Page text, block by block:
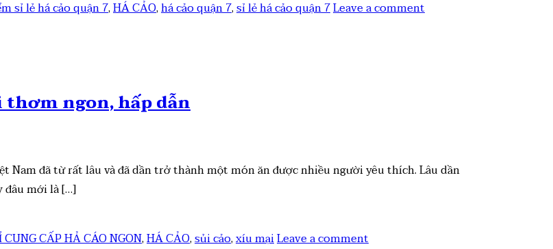
sỉ lẻ há cảo quận 7,HÁ CẢO,há cảo quận 7,sỉ lẻ há cảo quận 7Leave a comment
thơm ngon, hấp dẫn
Nam đã từ rất lâu và đã dần trở thành một món ăn được nhiều người yêu thích. Lâu dần
đâu mới là […]
CẤP HẢ CÁO NGON,HÁ CẢO,sủi cảo,xíu mạiLeave a comment